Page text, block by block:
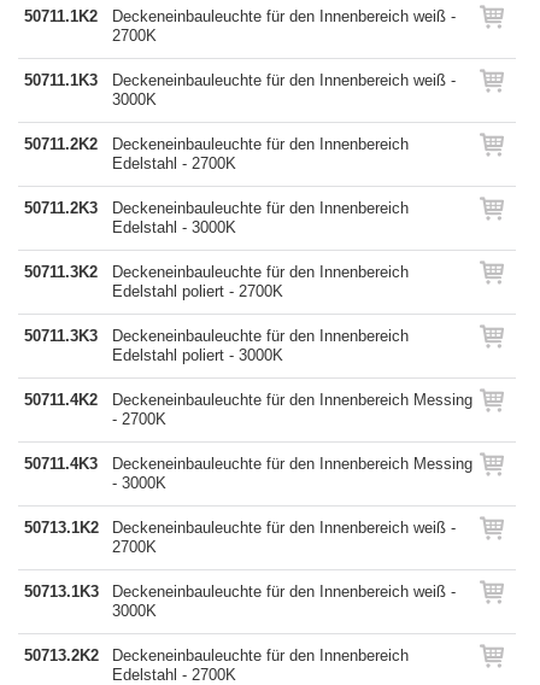
50711.1K2
Deckeneinbauleuchte für den Innenbereich weiß -
2700K
50711.1K3
Deckeneinbauleuchte für den Innenbereich weiß -
3000K
50711.2K2
Deckeneinbauleuchte für den Innenbereich
Edelstahl - 2700K
50711.2K3
Deckeneinbauleuchte für den Innenbereich
Edelstahl - 3000K
50711.3K2
Deckeneinbauleuchte für den Innenbereich
Edelstahl poliert - 2700K
50711.3K3
Deckeneinbauleuchte für den Innenbereich
Edelstahl poliert - 3000K
50711.4K2
Deckeneinbauleuchte für den Innenbereich Messing
- 2700K
50711.4K3
Deckeneinbauleuchte für den Innenbereich Messing
- 3000K
50713.1K2
Deckeneinbauleuchte für den Innenbereich weiß -
2700K
50713.1K3
Deckeneinbauleuchte für den Innenbereich weiß -
3000K
50713.2K2
Deckeneinbauleuchte für den Innenbereich
Edelstahl - 2700K